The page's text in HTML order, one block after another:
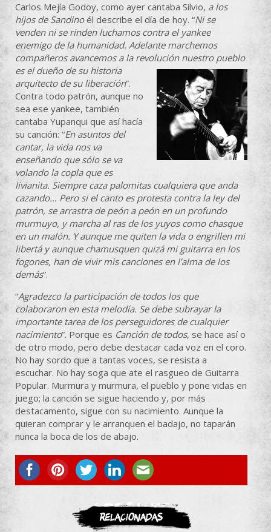
Carlos Mejía Godoy, como ayer cantaba Silvio, a los
hijos de Sandinoél describe el día de hoy. “Ni se
venden ni se rinden luchamos contra el yankee
enemigo de la humanidad. Adelante marchemos
compañeros avancemos a la revolución nuestro pueblo
es el dueño de su historia
arquitecto de su liberación”.
Contra todo patrón, aunque no
sea ese yankee, también
cantaba Yupanqui que así hacía
su canción: “En asuntos del
cantar, la vida nos va
enseñando que sólo se va
volando la copla que es
livianita. Siempre caza palomitas cualquiera que anda
cazando… Pero si el canto es protesta contra la ley del
patrón, se arrastra de peón a peón en un profundo
murmuyo, y marcha al ras de los yuyos como chasque
en un malón. Y aunque me quiten la vida o engrillen mi
libertá y aunque chamusquen quizá mi guitarra en los
fogones, han de vivir mis canciones en l’alma de los
demás”.
“Agradezco la participación de todos los que
colaboraron en esta melodía. Se debe subrayar la
importante tarea de los perseguidores de cualquier
nacimiento”. Porque es Canción de todos, se hace así o
de otro modo, pero debe destacar cada voz en el coro.
No hay sordo que a tantas voces, se resista a
escuchar. No hay soga que ate el rasgueo de Guitarra
Popular. Murmura y murmura, el pueblo y pone vidas en
juego; la canción se sigue haciendo y, por más
destacamento, sigue con su nacimiento. Aunque la
quieran comprar y le arranquen el badajo, no taparán
nunca la boca de los de abajo.
ASOCIATE
Relacionadas